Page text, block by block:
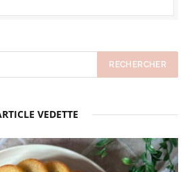
VEDETTE